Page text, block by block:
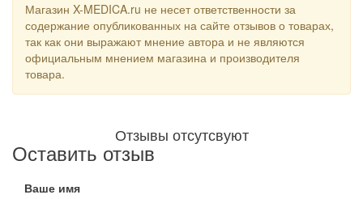
Магазин X-MEDICA.ru не несет ответственности за
содержание опубликованных на сайте отзывов о товарах,
так как они выражают мнение автора и не являются
официальным мнением магазина и производителя
товара.
Отзывы отсутсвуют
Оставить отзыв
Ваше имя